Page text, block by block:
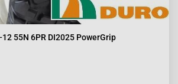
55N 6PR DI2025 PowerGrip